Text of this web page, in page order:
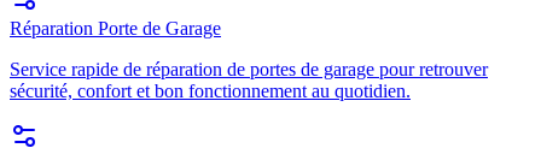
Réparation Porte de Garage
Service rapide de réparation de portes de garage pour retrouver
sécurité, confort et bon fonctionnement au quotidien.